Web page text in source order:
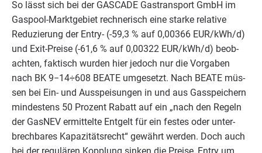
So lässt sich bei der GAS­CA­DE Gas­trans­port GmbH im
Gas­pool-Markt­ge­biet rech­ne­risch eine star­ke rela­ti­ve
Redu­zie­rung der Ent­ry- (-59,3 % auf 0,00366 EUR/​kWh/​d)
und Exit-Prei­se (-61 ,6 % auf 0,00322 EUR/​kWh/​d) beob­
ach­ten, fak­tisch wur­den hier jedoch nur die Vor­ga­ben
nach BK 9−14÷608 BEA­TE umge­setzt. Nach BEA­TE müs­
sen bei Ein- und Aus­spei­sun­gen in und aus Gas­spei­chern
min­des­tens 50 Pro­zent Rabatt auf ein „nach den Regeln
der Gas­NEV ermit­tel­te Ent­gelt für ein fes­tes oder unter­
brech­ba­res Kapa­zi­täts­recht“ gewährt wer­den. Doch auch